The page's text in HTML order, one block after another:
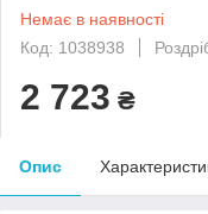
Немає в наявності
Код: 1038938
2 723 ₴
Опис